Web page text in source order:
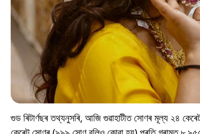
গুড ৰিটাৰ্ণছৰ তথ্যনুসৰি, আজি গুৱাহাটীত সোণৰ মূল্য ২৪